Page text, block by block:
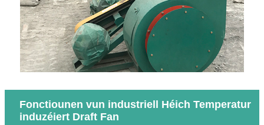
Fonctiounen vun industriell Héich Temperatur
induzéiert Draft Fan